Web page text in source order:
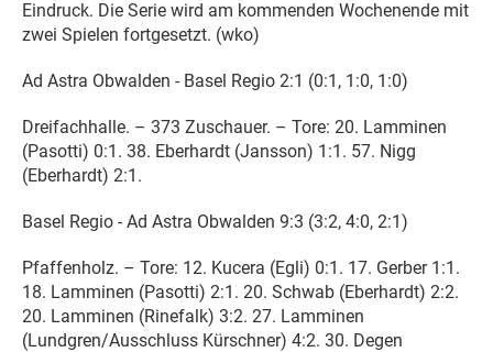
Eindruck. Die Serie wird am kommenden Wochenende mit
zwei Spielen fortgesetzt. (wko)
Ad Astra Obwalden - Basel Regio 2:1 (0:1, 1:0, 1:0)
Dreifachhalle. – 373 Zuschauer. – Tore: 20. Lamminen
(Pasotti) 0:1. 38. Eberhardt (Jansson) 1:1. 57. Nigg
(Eberhardt) 2:1.
Basel Regio - Ad Astra Obwalden 9:3 (3:2, 4:0, 2:1)
Pfaffenholz. – Tore: 12. Kucera (Egli) 0:1. 17. Gerber 1:1.
18. Lamminen (Pasotti) 2:1. 20. Schwab (Eberhardt) 2:2.
20. Lamminen (Rinefalk) 3:2. 27. Lamminen
(Lundgren/Ausschluss Kürschner) 4:2. 30. Degen